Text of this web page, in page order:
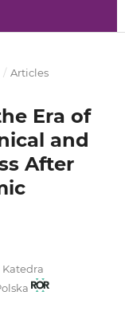
/ Articles
Era of
and
After
Katedra